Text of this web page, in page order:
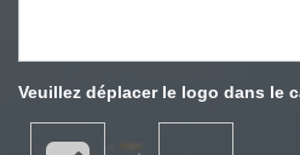
Veuillez déplacer le logo dans le